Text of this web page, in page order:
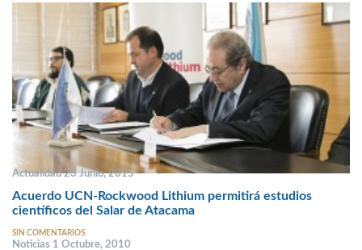
Actualidad 23 Junio, 2015
Acuerdo UCN-Rockwood Lithium permitirá estudios
científicos del Salar de Atacama
SIN COMENTARIOS
Noticias 1 Octubre, 2010